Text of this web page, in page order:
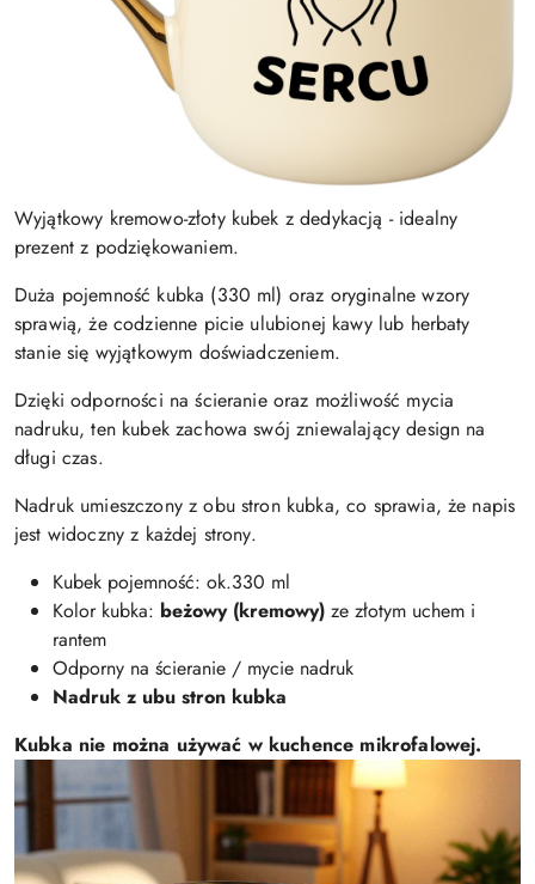
Wyjątkowy kremowo-złoty kubek z dedykacją - idealny
prezent z podziękowaniem.
Duża pojemność kubka (330 ml) oraz oryginalne wzory
sprawią, że codzienne picie ulubionej kawy lub herbaty
stanie się wyjątkowym doświadczeniem.
Dzięki odporności na ścieranie oraz możliwość mycia
nadruku, ten kubek zachowa swój zniewalający design na
długi czas.
Nadruk umieszczony z obu stron kubka, co sprawia, że napis
jest widoczny z każdej strony.
Kubek pojemność: ok.330 ml
Kolor kubka: beżowy (kremowy) ze złotym uchem i
rantem
Odporny na ścieranie / mycie nadruk
Nadruk z ubu stron kubka
Kubka nie można używać w kuchence mikrofalowej.